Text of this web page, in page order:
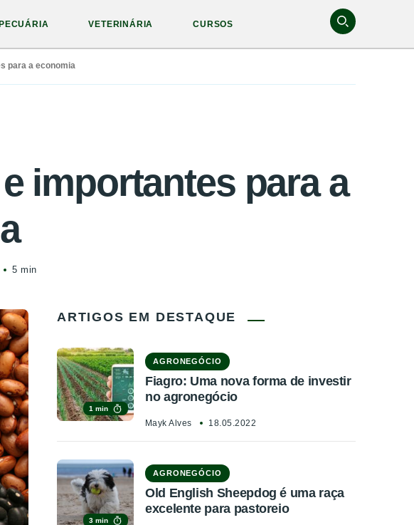
PECUÁRIA VETERINÁRIA CURSOS
para a economia
importantes para a
5 min
ARTIGOS EM DESTAQUE
1 min
AGRONEGÓCIO
Fiagro: Uma nova forma de investir
no agronegócio
Mayk Alves 18.05.2022
3 min
AGRONEGÓCIO
Old English Sheepdog é uma raça
excelente para pastoreio